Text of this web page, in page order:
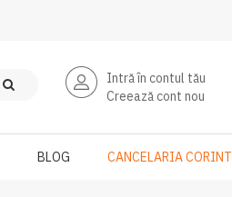
Intră în contul tău
Creează cont nou
BLOG CANCELARIA CORINT